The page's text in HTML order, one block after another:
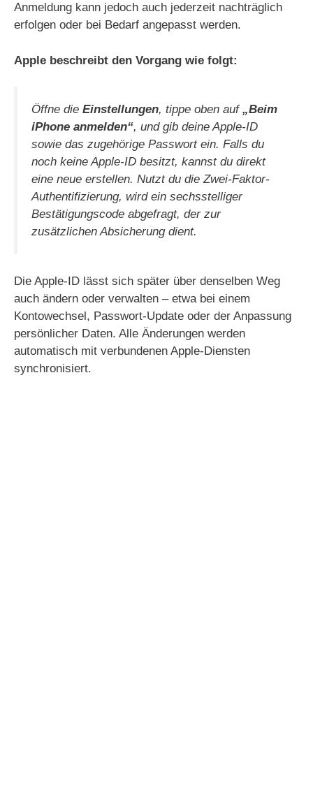
Anmeldung kann jedoch auch jederzeit nachträglich
erfolgen oder bei Bedarf angepasst werden.
Apple beschreibt den Vorgang wie folgt:
Öffne die Einstellungen, tippe oben auf „Beim
iPhone anmelden“, und gib deine Apple-ID
sowie das zugehörige Passwort ein. Falls du
noch keine Apple-ID besitzt, kannst du direkt
eine neue erstellen. Nutzt du die Zwei-Faktor-
Authentifizierung, wird ein sechsstelliger
Bestätigungscode abgefragt, der zur
zusätzlichen Absicherung dient.
Die Apple-ID lässt sich später über denselben Weg
auch ändern oder verwalten – etwa bei einem
Kontowechsel, Passwort-Update oder der Anpassung
persönlicher Daten. Alle Änderungen werden
automatisch mit verbundenen Apple-Diensten
synchronisiert.